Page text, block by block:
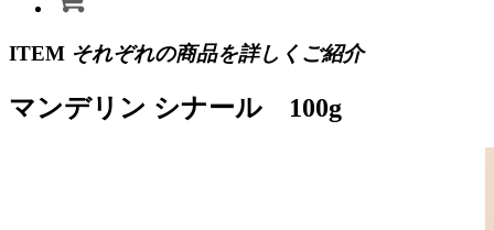
ITEM それぞれの商品を詳しくご紹介
マンデリン シナール 100g